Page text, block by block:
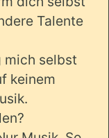
Talente
mich selbst
keinem